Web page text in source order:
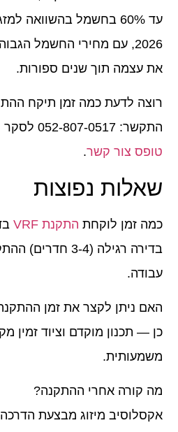
עד 60% בחשמל
בהשוואה
2026, עם מחירי החשמל
את עצמה תוך שנים ספורות.
רוצה לדעת כמה זמן תיקח
התקשר: 052-807-0517
לסקר
טופס צור קשר.
שאלות נפוצות
כמה זמן לוקחת התקנת VRF
עבודה.
האם ניתן לקצר את זמן
כן — תכנון מוקדם וציוד זמין
משמעותית.
מה קורה אחרי ההתקנה?
אקסלוסיב מיזוג מבצעת